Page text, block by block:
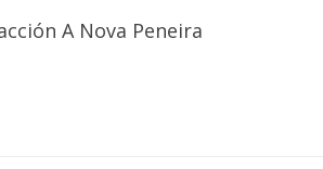
A Nova Peneira